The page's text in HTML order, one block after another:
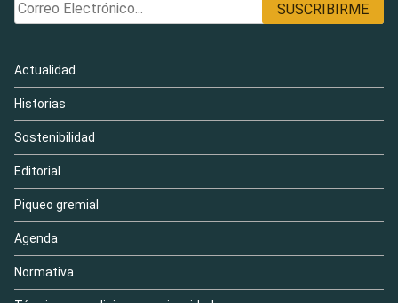
Actualidad
Historias
Sostenibilidad
Editorial
Piqueo gremial
Agenda
Normativa